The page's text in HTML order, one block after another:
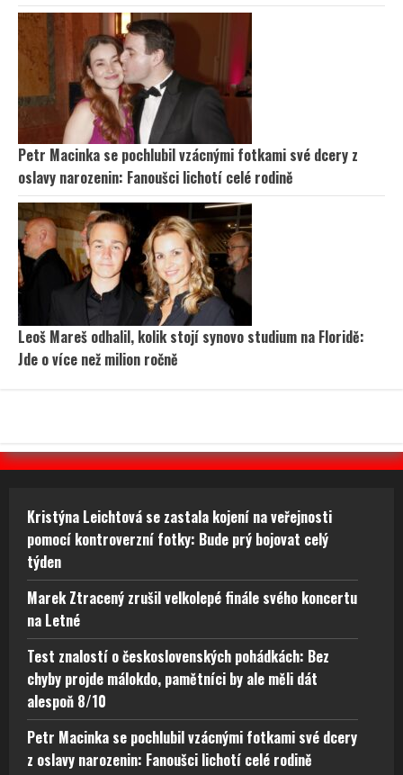
Petr Macinka se pochlubil vzácnými fotkami své dcery z
oslavy narozenin: Fanoušci lichotí celé rodině
Leoš Mareš odhalil, kolik stojí synovo studium na Floridě:
Jde o více než milion ročně
Kristýna Leichtová se zastala kojení na veřejnosti
pomocí kontroverzní fotky: Bude prý bojovat celý
týden
Marek Ztracený zrušil velkolepé finále svého koncertu
na Letné
Test znalostí o československých pohádkách: Bez
chyby projde málokdo, pamětníci by ale měli dát
alespoň 8/10
Petr Macinka se pochlubil vzácnými fotkami své dcery
z oslavy narozenin: Fanoušci lichotí celé rodině